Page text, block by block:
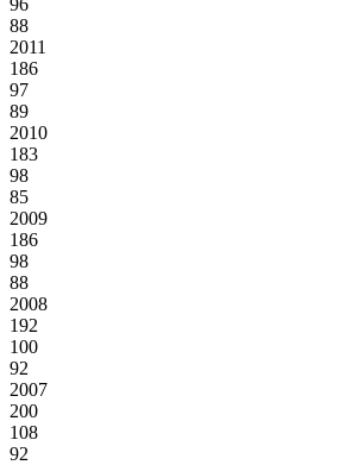
88
2011
186
97
89
2010
183
98
85
2009
186
98
88
2008
192
100
92
2007
200
108
92